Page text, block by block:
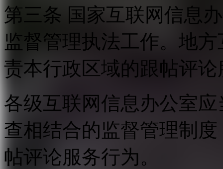
第三条 国家互联网信息
监督管理执法工作。地
责本行政区域的跟帖评
各级互联网信息办公室
查相结合的监督管理制
帖评论服务行为。